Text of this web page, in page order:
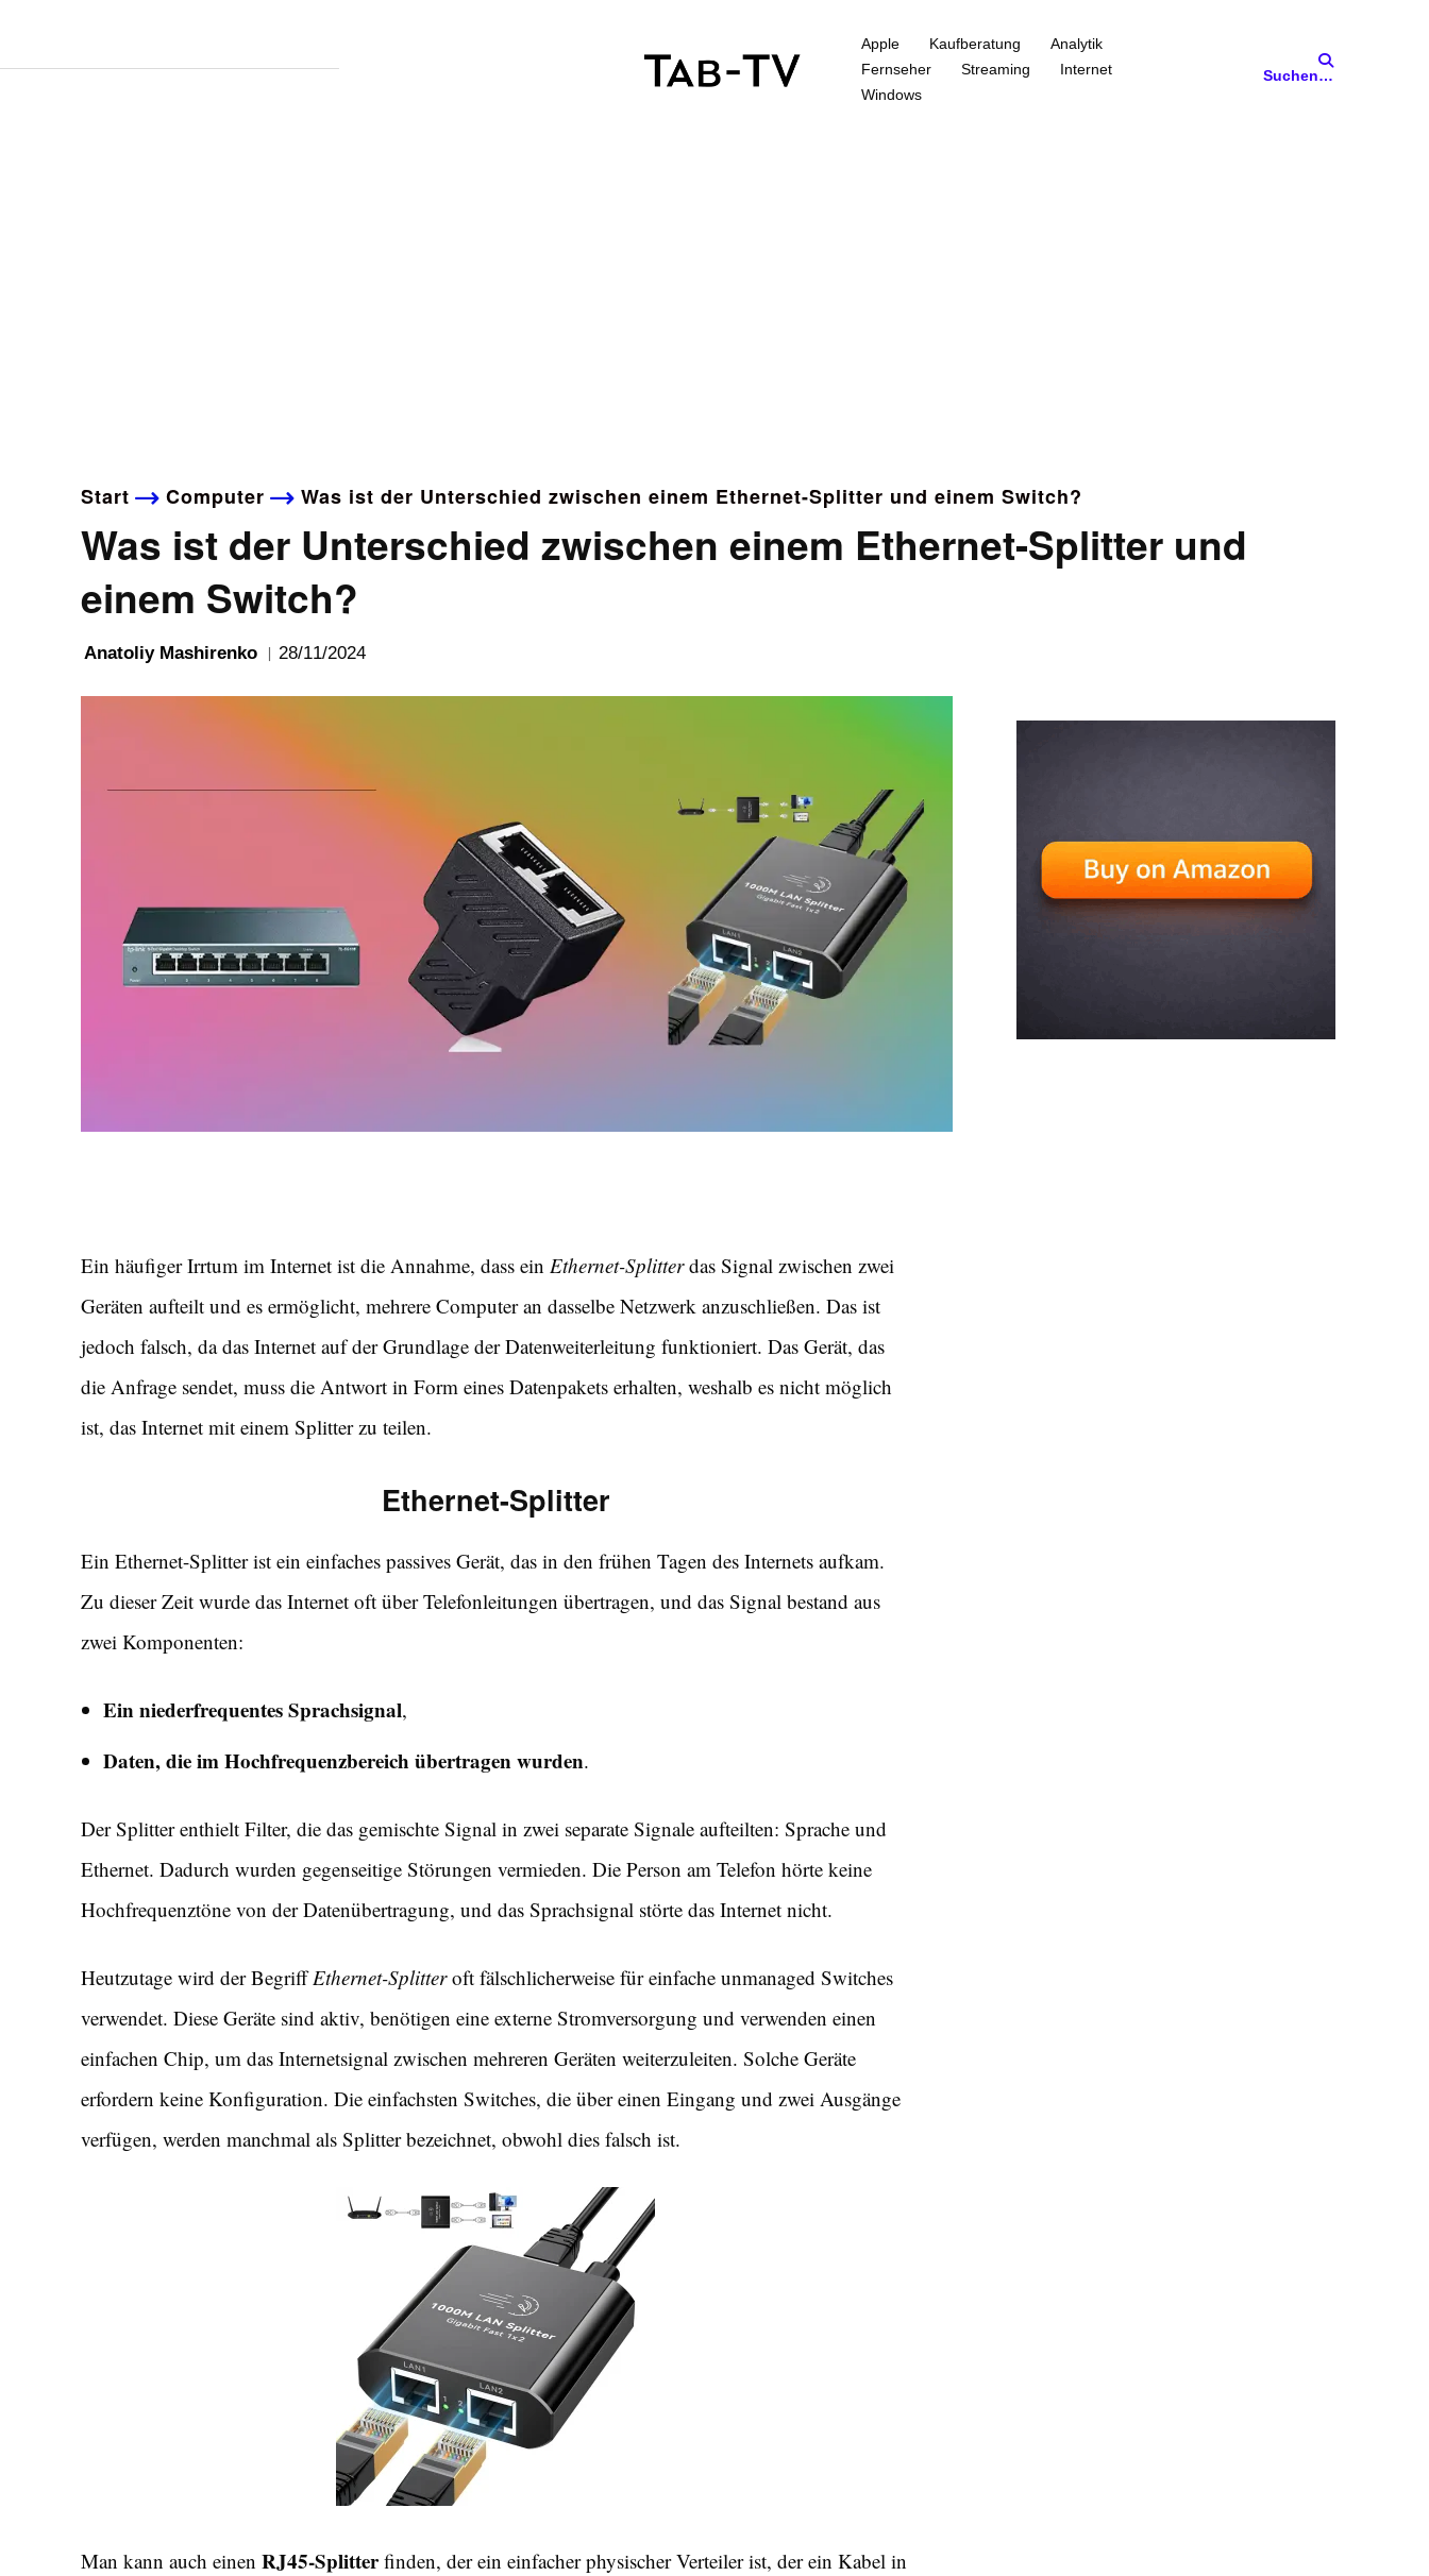
Apple Kaufberatung
Analytik
Fernseher
Streaming
Internet
Windows
Suchen…
Start Computer Was ist der Unterschied zwischen einem Ethernet-Splitter und einem Switch?
Was ist der Unterschied zwischen einem Ethernet-Splitter und
einem Switch?
Anatoliy Mashirenko 28/11/2024
Ein häufiger Irrtum im Internet ist die Annahme, dass ein Ethernet-Splitterdas Signal zwischen zwei
Geräten aufteilt und es ermöglicht, mehrere Computer an dasselbe Netzwerk anzuschließen. Das ist
jedoch falsch, da das Internet auf der Grundlage der Datenweiterleitung funktioniert. Das Gerät, das
die Anfrage sendet, muss die Antwort in Form eines Datenpakets erhalten, weshalb es nicht möglich
ist, das Internet mit einem Splitter zu teilen.
Ethernet-Splitter
Ein Ethernet-Splitter ist ein einfaches passives Gerät, das in den frühen Tagen des Internets aufkam.
Zu dieser Zeit wurde das Internet oft über Telefonleitungen übertragen, und das Signal bestand aus
zwei Komponenten:
Ein niederfrequentes Sprachsignal,
Daten, die im Hochfrequenzbereich übertragen wurden.
Der Splitter enthielt Filter, die das gemischte Signal in zwei separate Signale aufteilten: Sprache und
Ethernet. Dadurch wurden gegenseitige Störungen vermieden. Die Person am Telefon hörte keine
Hochfrequenztöne von der Datenübertragung, und das Sprachsignal störte das Internet nicht.
Heutzutage wird der BegriffEthernet-Splitteroft fälschlicherweise für einfache unmanaged Switches
verwendet. Diese Geräte sind aktiv, benötigen eine externe Stromversorgung und verwenden einen
einfachen Chip, um das Internetsignal zwischen mehreren Geräten weiterzuleiten. Solche Geräte
erfordern keine Konfiguration. Die einfachsten Switches, die über einen Eingang und zwei Ausgänge
verfügen, werden manchmal als Splitter bezeichnet, obwohl dies falsch ist.
Man kann auch einen RJ45-Splitterfinden, der ein einfacher physischer Verteiler ist, der ein Kabel in